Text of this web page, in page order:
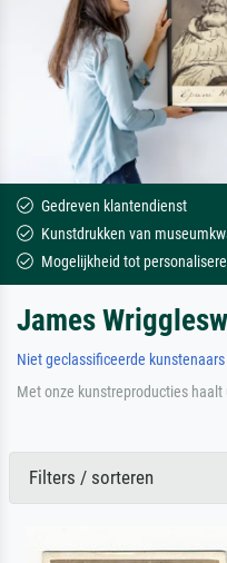
Gedreven klantendienst
Kunstdrukken van
Mogelijkheid tot
James
Niet geclassificeerde kunstenaars
Met onze kunstreproducties haalt
Filters / sorteren